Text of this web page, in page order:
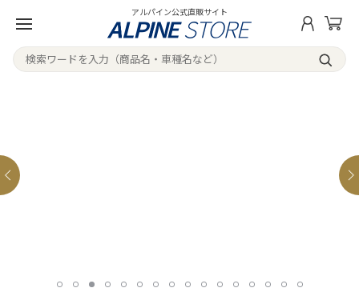
アルパイン公式直販サイト